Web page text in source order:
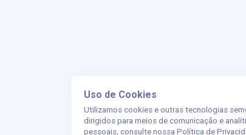
Uso de Cookies
Utilizamos cookies e outras tecnologias
dirigidos para meios de comunicação e
pessoais, consulte nossa Política de